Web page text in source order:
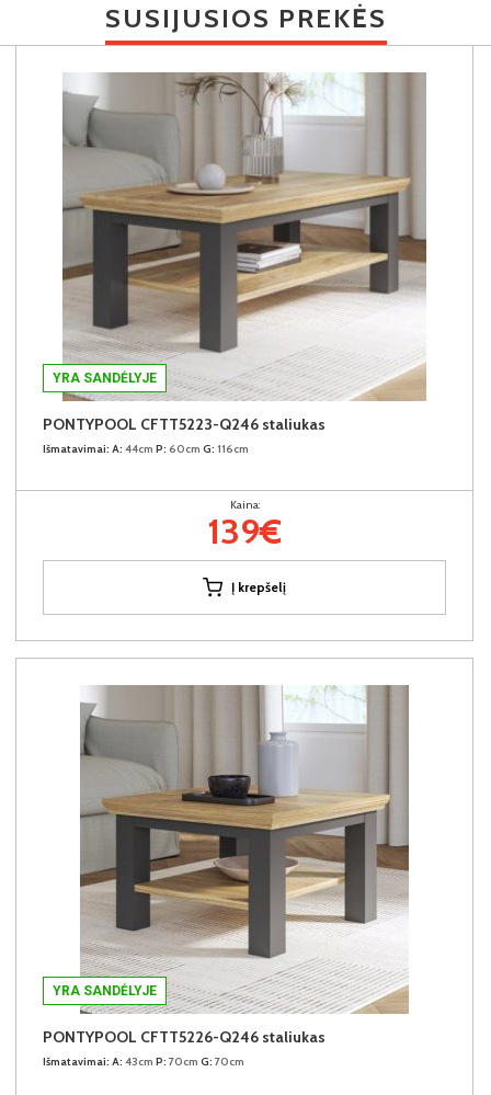
SUSIJUSIOS PREKĖS
YRA SANDĖLYJE
PONTYPOOL CFTT5223-Q246 staliukas
Išmatavimai: A: 44cm P: 60cm G: 116cm
Kaina:
139€
Į krepšelį
YRA SANDĖLYJE
PONTYPOOL CFTT5226-Q246 staliukas
Išmatavimai: A: 43cm P: 70cm G: 70cm